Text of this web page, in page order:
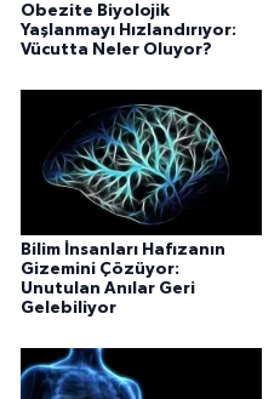
Obezite Biyolojik
Yaşlanmayı Hızlandırıyor:
Vücutta Neler Oluyor?
Bilim İnsanları Hafızanın
Gizemini Çözüyor:
Unutulan Anılar Geri
Gelebiliyor